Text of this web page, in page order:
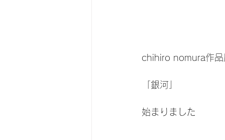
chihiro nomura作品
「銀河」
始まりました